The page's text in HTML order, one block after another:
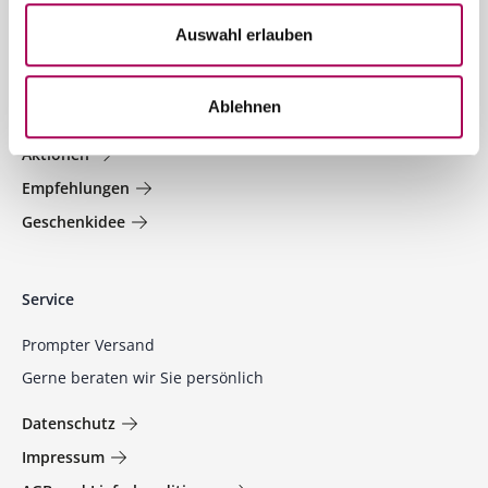
Auswahl erlauben
Ablehnen
Welt der Weine
Jetzt entdecken und profitieren!
Aktionen
Empfehlungen
Geschenkidee
Service
Prompter Versand
Gerne beraten wir Sie persönlich
Datenschutz
Impressum